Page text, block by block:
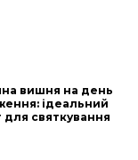
вишня на день
ідеальний
для святкування